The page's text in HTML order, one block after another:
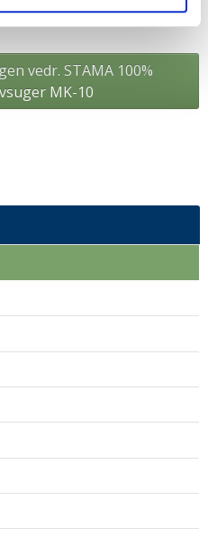
vedr. STAMA 100%
MK-10